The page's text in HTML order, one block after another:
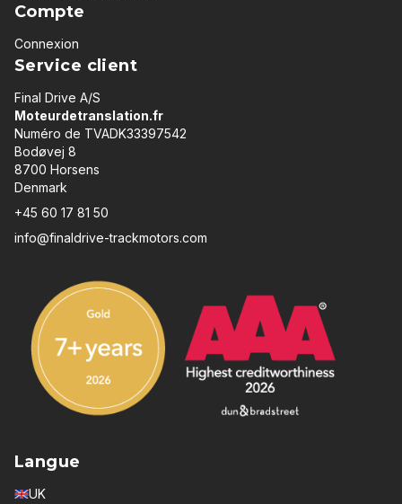
Compte
Connexion
Service client
Final Drive A/S
Moteurdetranslation.fr
Numéro de TVADK33397542
Bodøvej 8
8700 Horsens
Denmark
+45 60 17 81 50
info@finaldrive-trackmotors.com
Langue
UK